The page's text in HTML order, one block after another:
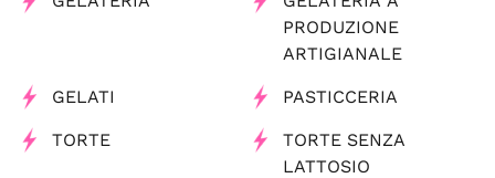
PRODUZIONE
ARTIGIANALE
GELATI PASTICCERIA
TORTE
TORTE SENZA
LATTOSIO